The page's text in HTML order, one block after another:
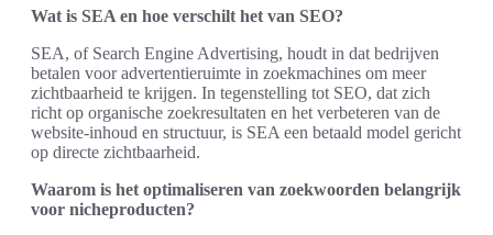
Wat is SEA en hoe verschilt het van SEO?
SEA, of Search Engine Advertising, houdt in dat bedrijven
betalen voor advertentieruimte in zoekmachines om meer
zichtbaarheid te krijgen. In tegenstelling tot SEO, dat zich
richt op organische zoekresultaten en het verbeteren van de
website-inhoud en structuur, is SEA een betaald model gericht
op directe zichtbaarheid.
Waarom is het optimaliseren van zoekwoorden belangrijk
voor nicheproducten?